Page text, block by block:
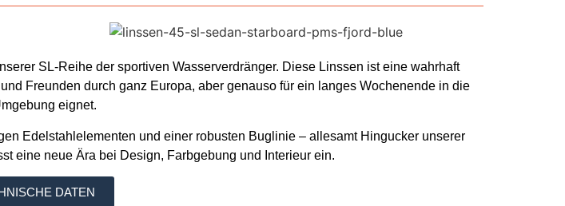
SL-Reihe der sportiven Wasserverdränger. Diese Linssen ist eine wahrhaft
Freunden durch ganz Europa, aber genauso für ein langes Wochenende in die
eignet.
Edelstahlelementen und einer robusten Buglinie – allesamt Hingucker unserer
eine neue Ära bei Design, Farbgebung und Interieur ein.
DATEN